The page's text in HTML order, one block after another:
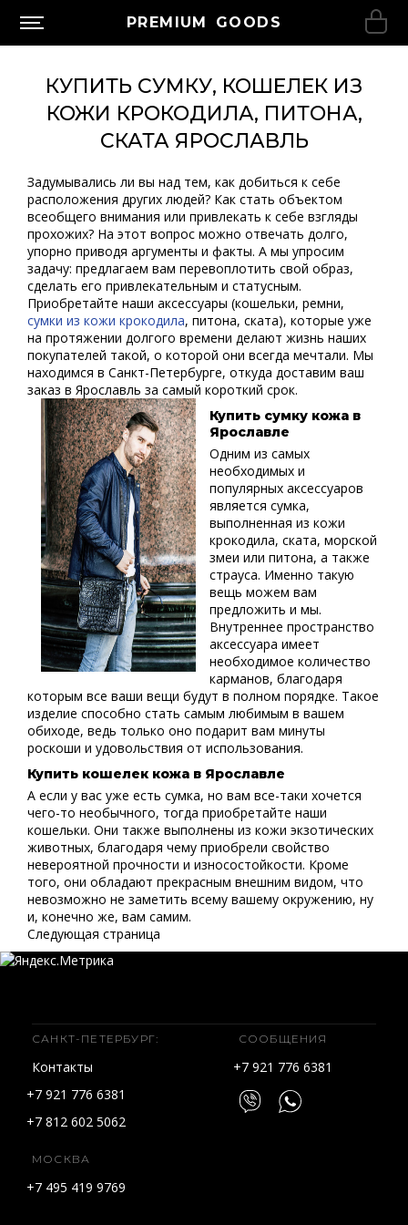
PREMIUM GOODS
КУПИТЬ СУМКУ, КОШЕЛЕК ИЗ
КОЖИ КРОКОДИЛА, ПИТОНА,
СКАТА ЯРОСЛАВЛЬ
Задумывались ли вы над тем, как добиться к себе
расположения других людей? Как стать объектом
всеобщего внимания или привлекать к себе взгляды
прохожих? На этот вопрос можно отвечать долго,
упорно приводя аргументы и факты. А мы упросим
задачу: предлагаем вам перевоплотить свой образ,
сделать его привлекательным и статусным.
Приобретайте наши аксессуары (кошельки, ремни,
сумки из кожи крокодила, питона, ската), которые уже
на протяжении долгого времени делают жизнь наших
покупателей такой, о которой они всегда мечтали. Мы
находимся в Санкт-Петербурге, откуда доставим ваш
заказ в Ярославль за самый короткий срок.
Купить сумку кожа в
Ярославле
Одним из самых
необходимых и
популярных аксессуаров
является сумка,
выполненная из кожи
крокодила, ската, морской
змеи или питона, а также
страуса. Именно такую
вещь можем вам
предложить и мы.
Внутреннее пространство
аксессуара имеет
необходимое количество
карманов, благодаря
которым все ваши вещи будут в полном порядке. Такое
изделие способно стать самым любимым в вашем
обиходе, ведь только оно подарит вам минуты
роскоши и удовольствия от использования.
Купить кошелек кожа в Ярославле
А если у вас уже есть сумка, но вам все-таки хочется
чего-то необычного, тогда приобретайте наши
кошельки. Они также выполнены из кожи экзотических
животных, благодаря чему приобрели свойство
невероятной прочности и износостойкости. Кроме
того, они обладают прекрасным внешним видом, что
невозможно не заметить всему вашему окружению, ну
и, конечно же, вам самим.
Следующая страница
САНКТ-ПЕТЕРБУРГ:
Контакты
+7 921 776 6381
+7 812 602 5062
МОСКВА
+7 495 419 9769
СООБЩЕНИЯ
+7 921 776 6381